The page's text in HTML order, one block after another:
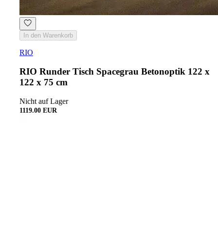
In den Warenkorb
RIO
RIO Runder Tisch Spacegrau Betonoptik 122 x
122 x 75 cm
Nicht auf Lager
1119.00 EUR